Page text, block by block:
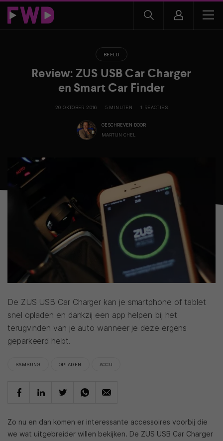
BEELD
Review: ZUS USB Car Charger
en Smart Car Finder
20 OKTOBER 2016 5 MINUTEN 1 REACTIES
GESCHREVEN DOOR
MARTIJN CHEL
De ZUS USB Car Charger kan je smartphone of tablet
snel opladen en dankzij een app helpen bij het
terugvinden van je auto wanneer je deze ergens
geparkeerd hebt.
SAMSUNG OPLADEN ACCU
Zo nu en dan komen er interessante accessoires voorbij die
we wat uitgebreider willen bekijken. De ZUS USB Car Charger